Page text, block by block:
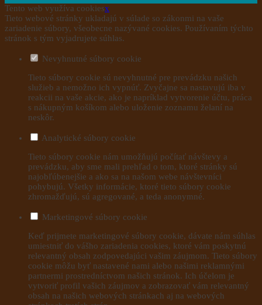
Tento web využíva cookiesx
Tieto webové stránky ukladajú v súlade so zákonmi na vaše
zariadenie súbory, všeobecne nazývané cookies. Používaním týchto
stránok s tým vyjadrujete súhlas.
Nevyhnutné súbory cookie
Tieto súbory cookie sú nevyhnutné pre prevádzku našich
služieb a nemožno ich vypnúť. Zvyčajne sa nastavujú iba v
reakcii na vaše akcie, ako je napríklad vytvorenie účtu, práca
s nákupným košíkom alebo uloženie zoznamu želaní na
neskôr.
Analytické súbory cookie
Tieto súbory cookie nám umožňujú počítať návštevy a
prevádzku, aby sme mali prehľad o tom, ktoré stránky sú
najobľúbenejšie a ako sa na našom webe návštevníci
pohybujú. Všetky informácie, ktoré tieto súbory cookie
zhromažďujú, sú agregované, a teda anonymné.
Marketingové súbory cookie
Keď prijmete marketingové súbory cookie, dávate nám súhlas
umiestniť do vášho zariadenia cookies, ktoré vám poskytnú
relevantný obsah zodpovedajúci vašim záujmom. Tieto súbory
cookie môžu byť nastavené nami alebo našimi reklamnými
partnermi prostredníctvom našich stránok. Ich účelom je
vytvoriť profil vašich záujmov a zobrazovať vám relevantný
obsah na našich webových stránkach aj na webových